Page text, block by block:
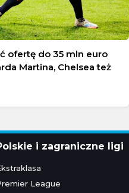
ofertę do 35 mln euro
Martina, Chelsea też
i zagraniczne ligi
League